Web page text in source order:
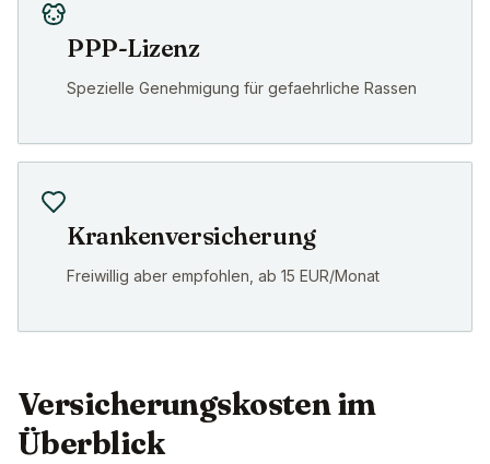
PPP-Lizenz
Spezielle Genehmigung für gefaehrliche Rassen
Krankenversicherung
Freiwillig aber empfohlen, ab 15 EUR/Monat
Versicherungskosten im
Überblick